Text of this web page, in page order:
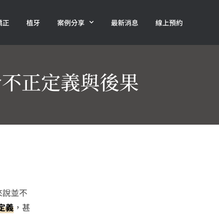
正 植牙 案例分享 最新消息 線上預約
正定義與後果
並不
義 ，甚